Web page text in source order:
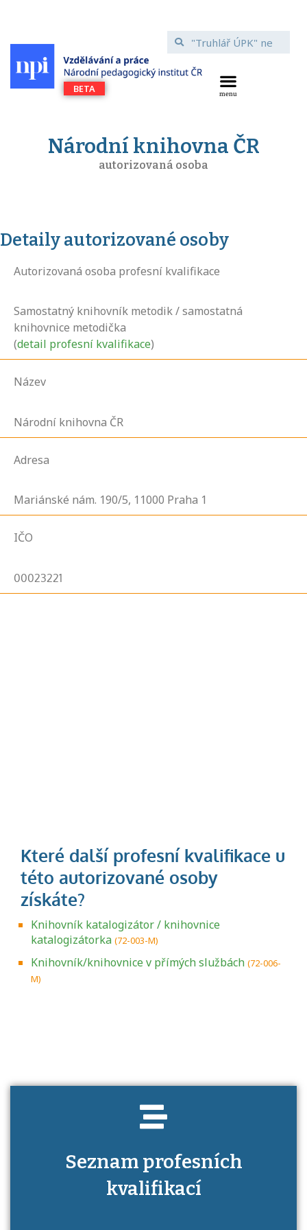
Národní knihovna ČR
autorizovaná osoba
Detaily autorizované osoby
Autorizovaná osoba profesní kvalifikace
Samostatný knihovník metodik / samostatná
knihovnice metodička
(detail profesní kvalifikace)
Název
Národní knihovna ČR
Adresa
Mariánské nám. 190/5, 11000 Praha 1
IČO
00023221
Knihovník katalogizátor / knihovnice
katalogizátorka (72-003-M)
Knihovník/knihovnice v přímých službách (72-006-
M)
Seznam profesních
kvalifikací